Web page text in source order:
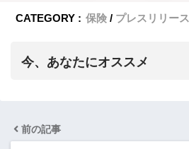
CATEGORY : 保険 プレスリリース
今、あなたにオススメ
前の記事